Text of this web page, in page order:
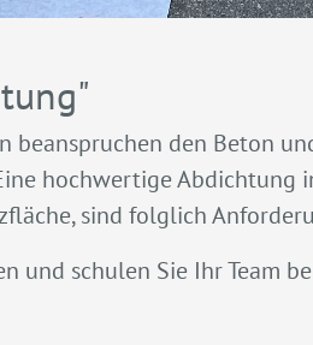
beanspruchen den Beton
hochwertige Abdichtung
sind folglich
und schulen Sie Ihr Team